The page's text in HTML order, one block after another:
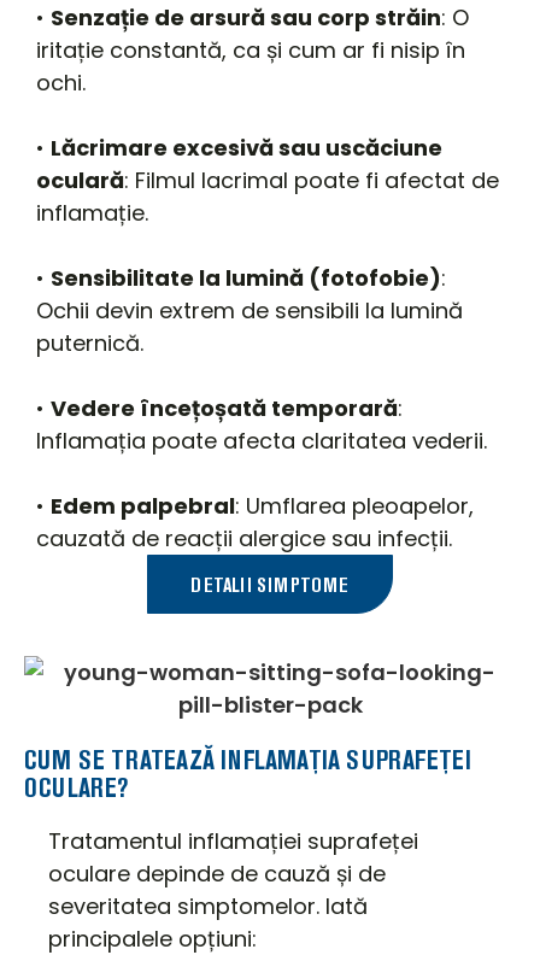
• Senzație de arsură sau corp străin: O
iritație constantă, ca și cum ar fi nisip în
ochi.
• Lăcrimare excesivă sau uscăciune
oculară: Filmul lacrimal poate fi afectat de
inflamație.
• Sensibilitate la lumină (fotofobie):
Ochii devin extrem de sensibili la lumină
puternică.
• Vedere încețoșată temporară:
Inflamația poate afecta claritatea vederii.
• Edem palpebral: Umflarea pleoapelor,
cauzată de reacții alergice sau infecții.
DETALII SIMPTOME
CUM SE TRATEAZĂ INFLAMAȚIA SUPRAFEȚEI
OCULARE?
Tratamentul inflamației suprafeței
oculare depinde de cauză și de
severitatea simptomelor. Iată
principalele opțiuni: